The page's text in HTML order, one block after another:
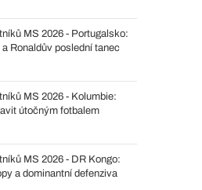
MS 2026 - Portugalsko:
Ronaldův poslední tanec
MS 2026 - Kolumbie:
útočným fotbalem
MS 2026 - DR Kongo:
a dominantní defenziva